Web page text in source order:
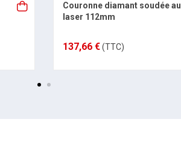
Couronne diamant soudée au
laser 112mm
137,66 €(TTC)